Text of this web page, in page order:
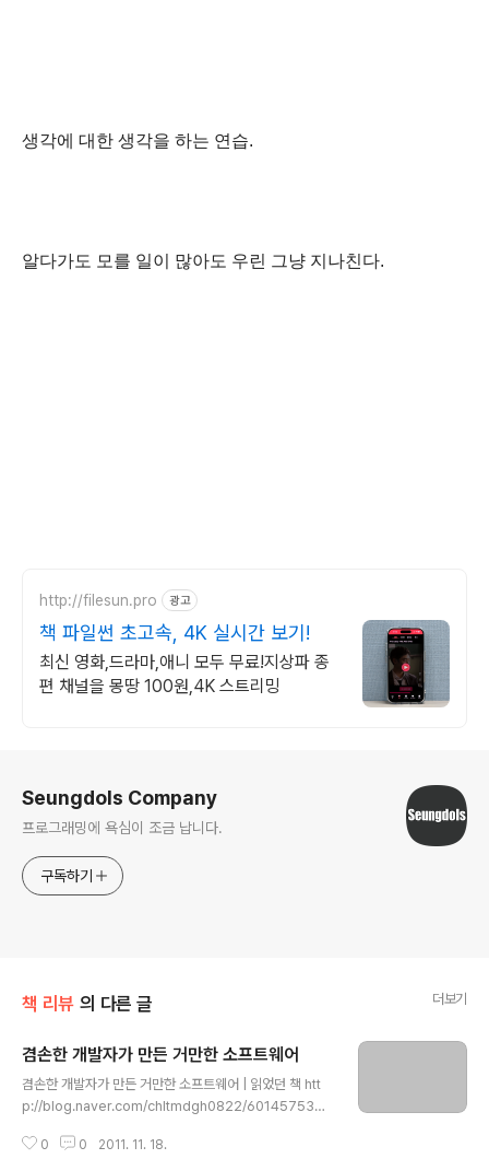
생각에 대한 생각을 하는 연습.
알다가도 모를 일이 많아도 우린 그냥 지나친다.
http://filesun.pro 광고
책 파일썬 초고속, 4K 실시간 보기!
최신 영화,드라마,애니 모두 무료!지상파 종
편 채널을 몽땅 100원,4K 스트리밍
Seungdols Company
프로그래밍에 욕심이 조금 납니다.
구독하기
책 리뷰 의 다른 글 더보기
겸손한 개발자가 만든 거만한 소프트웨어
겸손한 개발자가 만든 거만한 소프트웨어 | 읽었던 책 htt
p://blog.naver.com/chltmdgh0822/6014575302
있을 수 밖에 없다. 는 전제가 사용자 측에서 깔려 있어야
0 0 2011. 11. 18.